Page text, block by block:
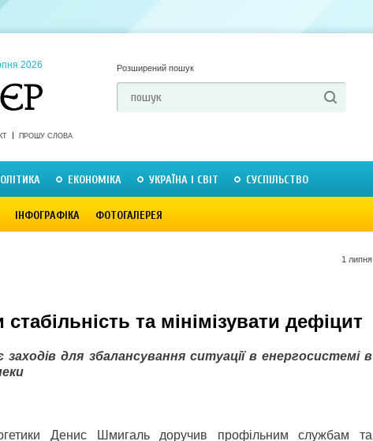
2026 Розширений пошук
ПРОШУ СЛОВА
ЕКОНОМІКА УКРАЇНА І СВІТ СУСПІЛЬСТВО
ІНФОГРАФІКА ФОТОГАЛЕРЕЯ
1 липня
та мінімізувати дефіцит
заходів для збалансування ситуації в енергосистемі в
Денис Шмигаль доручив профільним службам та